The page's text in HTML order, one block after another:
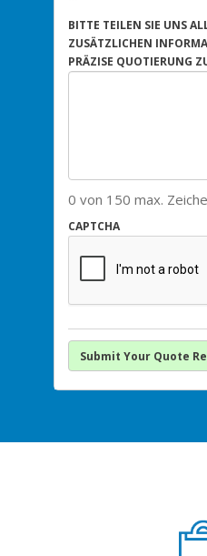
BITTE TEILEN SIE UNS
ZUSÄTZLICHEN
PRÄZISE QUOTIERUNG
0 von 150 max.
CAPTCHA